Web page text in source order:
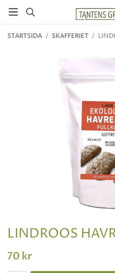
STARTSIDA / SKAFFERIET /
LINDROOS
70 kr